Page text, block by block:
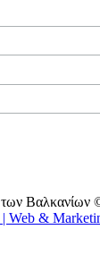
των Βαλκανίων
| Web &